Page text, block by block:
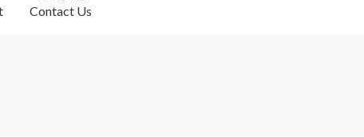
Contact Us